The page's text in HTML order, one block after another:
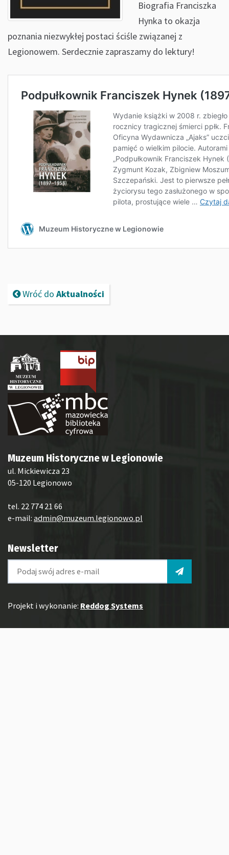
Biografia Franciszka
Hynka to okazja
poznania niezwykłej postaci ściśle związanej z
Legionowem. Serdecznie zapraszamy do lektury!
Wróć do Aktualności
Muzeum Historyczne w Legionowie
ul. Mickiewicza 23
05-120 Legionowo
tel. 22 774 21 66
e-mail: admin@muzeum.legionowo.pl
Newsletter
Projekt i wykonanie: Reddog Systems